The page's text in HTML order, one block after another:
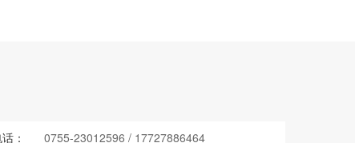
： 0755-23012596 / 17727886464